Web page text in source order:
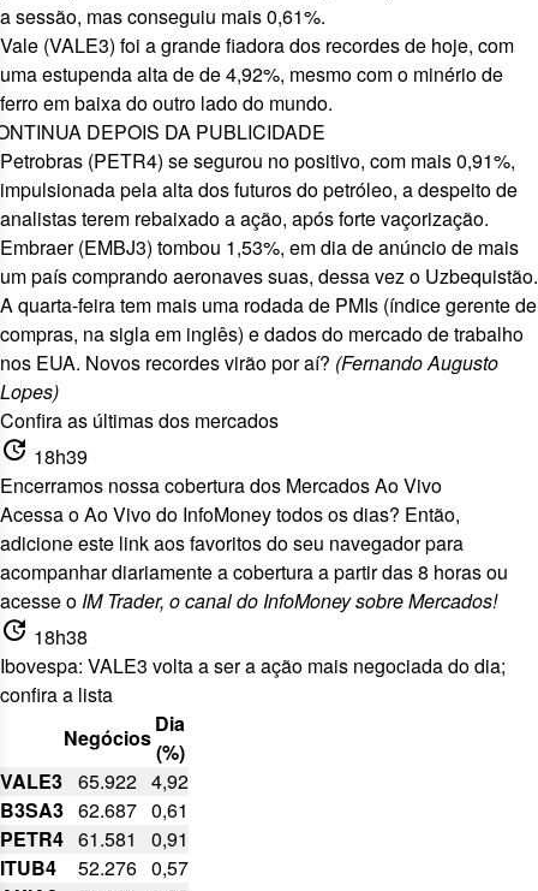
a sessão, mas conseguiu mais 0,61%.
Vale (VALE3) foi a grande fiadora dos recordes de hoje, com
uma estupenda alta de de 4,92%, mesmo com o minério de
ferro em baixado outro lado do mundo.
DEPOIS DA PUBLICIDADE
Petrobras (PETR4) se segurou no positivo, com mais 0,91%,
impulsionada pela alta dos futuros do petróleo, a despeito de
analistasterem rebaixado a ação, após forte vaçorização.
Embraer (EMBJ3) tombou 1,53%, em dia de anúncio de mais
um país comprando aeronaves suas, dessa vez o Uzbequistão.
A quarta-feira tem mais uma rodada de PMIs (índice gerente de
compras, na sigla em inglês) e dados do mercado de trabalho
nos EUA. Novos recordes virão por aí? (Fernando Augusto
Lopes)
Confira as últimas dos mercados
update 18h39
Encerramos nossa cobertura dos Mercados Ao Vivo
Acessa o Ao Vivo do InfoMoney todos os dias? Então,
adicioneeste link aos favoritosdo seu navegador para
acompanhar diariamente a cobertura a partir das 8 horas ou
acesse oIM Trader, ocanal do InfoMoney sobre Mercados!
update 18h38
Ibovespa: VALE3 volta a ser a ação mais negociada do dia;
confira a lista
Negócios
Dia
(%)
VALE3 65.922 4,92
B3SA3 62.687 0,61
PETR4 61.581
0,91
ITUB4
52.276 0,57